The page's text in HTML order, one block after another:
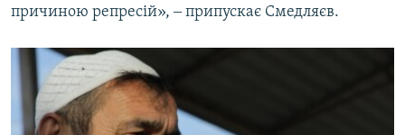
причиною репресій», ‒ припускає Смедляєв.